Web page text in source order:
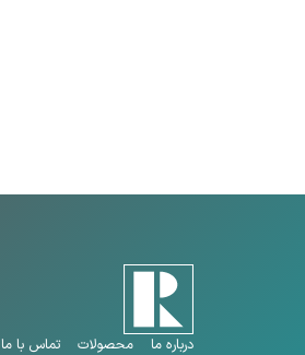
درباره ما محصولات تماس با ما